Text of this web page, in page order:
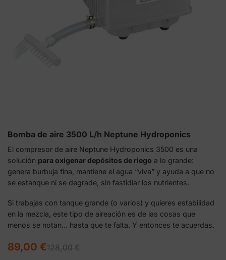
Bomba de aire 3500 L/h Neptune Hydroponics
El compresor de aire Neptune Hydroponics 3500 es una
solución para oxigenar depósitos de riego a lo grande:
genera burbuja fina, mantiene el agua “viva” y ayuda a que no
se estanque ni se degrade, sin fastidiar los nutrientes.
Si trabajas con tanque grande (o varios) y quieres estabilidad
en la mezcla, este tipo de aireación es de las cosas que
menos se notan… hasta que te falta. Y entonces te acuerdas.
128,00€
El
precio
89,00 €
El
precio